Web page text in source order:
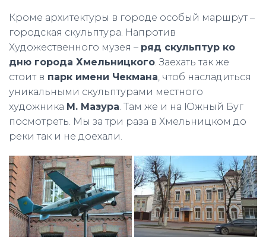
Кроме архитектуры в городе особый маршрут –
городская скульптура. Напротив
Художественного музея – ряд скульптур ко
дню города Хмельницкого. Заехать так же
стоит в парк имени Чекмана, чтоб насладиться
уникальными скульптурами местного
художника М. Мазура. Там же и на Южный Буг
посмотреть. Мы за три раза в Хмельницком до
реки так и не доехали.